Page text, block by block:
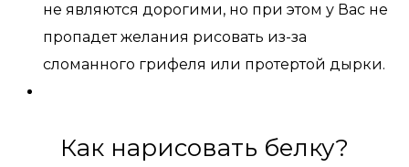
не являются дорогими, но при этом у Вас не
пропадет желания рисовать из-за
сломанного грифеля или протертой дырки.
Как нарисовать белку?